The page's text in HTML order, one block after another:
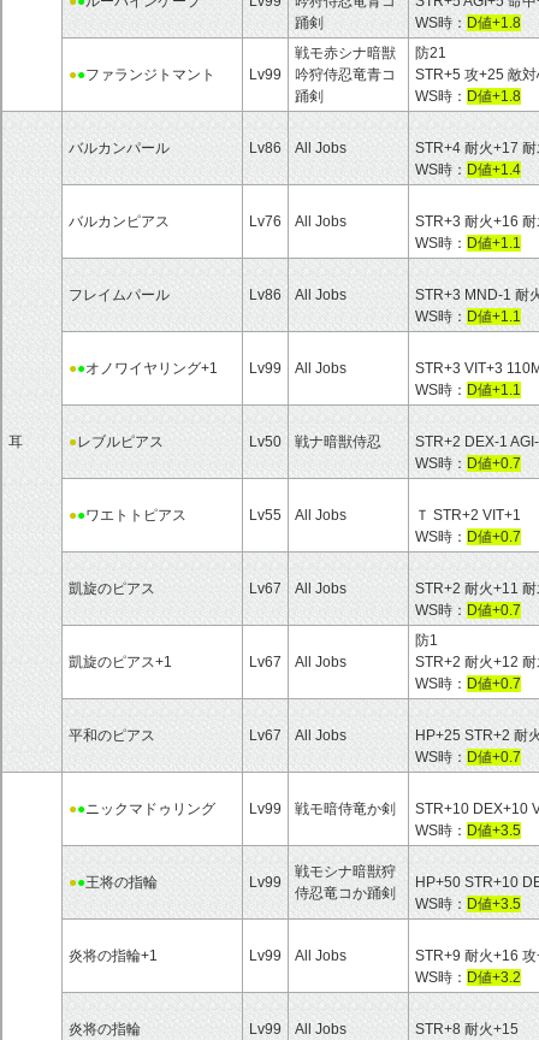
踊剣
WS時： D値+1.8
●●ファランジトマント Lv99
戦モ赤シナ暗獣
吟狩侍忍竜青コ
踊剣
防21
STR+5 攻+25 敵
WS時： D値+1.8
耳
バルカンパール Lv86 All Jobs
STR+4 耐火+17
WS時： D値+1.4
バルカンピアス Lv76 All Jobs
STR+3 耐火+16
WS時： D値+1.1
フレイムパール Lv86 All Jobs
STR+3 MND-1 耐
WS時： D値+1.1
●●オノワイヤリング+1 Lv99 All Jobs
STR+3 VIT+3
WS時： D値+1.1
●レブルピアス Lv50 戦ナ暗獣侍忍
STR+2 DEX-1
WS時： D値+0.7
●●ワエトトピアス Lv55 All Jobs
Ｔ STR+2 VIT+1
WS時： D値+0.7
凱旋のピアス Lv67 All Jobs
STR+2 耐火+11
WS時： D値+0.7
凱旋のピアス+1 Lv67 All Jobs
防1
STR+2 耐火+12
WS時： D値+0.7
平和のピアス Lv67 All Jobs
HP+25 STR+2 耐
WS時： D値+0.7
●●ニックマドゥリング Lv99 戦モ暗侍竜か剣
STR+10 DEX+10
WS時： D値+3.5
●●王将の指輪 Lv99
戦モシナ暗獣狩
侍忍竜コか踊剣
HP+50 STR+10
WS時： D値+3.5
炎将の指輪+1 Lv99 All Jobs
STR+9 耐火+16
WS時： D値+3.2
炎将の指輪 Lv99 All Jobs
STR+8 耐火+15